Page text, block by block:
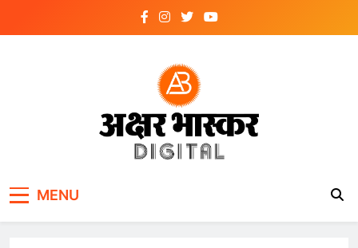
MENU